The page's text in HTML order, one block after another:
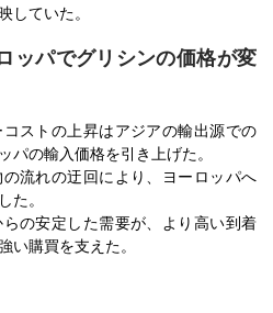
していた。
ッパでグリシンの価格が変
ストの上昇はアジアの輸出源での
パの輸入価格を引き上げた。
流れの迂回により、ヨーロッパへ
た。
の安定した需要が、より高い到着
い購買を支えた。